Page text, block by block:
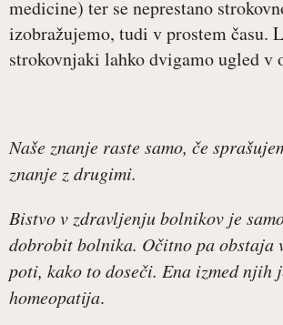
medicine) ter se neprestano
izobražujemo, tudi v prostem času.
strokovnjaki lahko dvigamo ugled v
Naše znanje raste samo, če
znanje z drugimi.
Bistvo v zdravljenju bolnikov je
dobrobit bolnika. Očitno pa obstaja
poti, kako to doseči. Ena izmed njih
homeopatija.